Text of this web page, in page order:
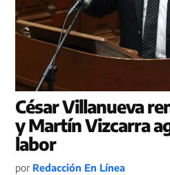
César Villanueva
y Martín Vizcarra
labor
por Redacción En Línea